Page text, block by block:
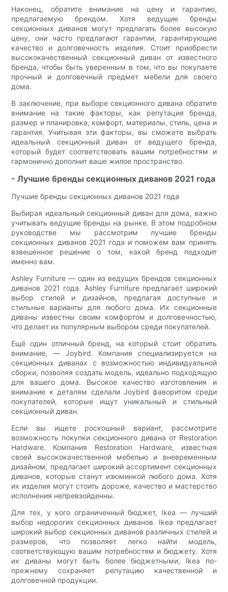
Наконец, обратите внимание на цену и гарантию,
предлагаемую брендом. Хотя ведущие бренды
секционных диванов могут предлагать более высокую
цену, они часто предлагают гарантии, гарантирующие
качество и долговечность изделия. Стоит приобрести
высококачественный секционный диван от известного
бренда, чтобы быть уверенным в том, что вы покупаете
прочный и долговечный предмет мебели для своего
дома.
В заключение, при выборе секционного дивана обратите
внимание на такие факторы, как репутация бренда,
размер и планировка, комфорт, материалы, стиль, цена и
гарантия. Учитывая эти факторы, вы сможете выбрать
идеальный секционный диван от ведущего бренда,
который будет соответствовать вашим потребностям и
гармонично дополнит ваше жилое пространство.
- Лучшие бренды секционных диванов 2021 года
Лучшие бренды секционных диванов 2021 года
Выбирая идеальный секционный диван для дома, важно
учитывать ведущие бренды на рынке. В этом подробном
руководстве мы рассмотрим лучшие бренды
секционных диванов 2021 года и поможем вам принять
взвешенное решение о том, какой бренд подходит
именно вам.
Ashley Furniture — один из ведущих брендов секционных
диванов 2021 года. Ashley Furniture предлагает широкий
выбор стилей и дизайнов, предлагая доступные и
стильные варианты для любого дома. Их секционные
диваны известны своим комфортом и долговечностью,
что делает их популярным выбором среди покупателей.
Ещё один отличный бренд, на который стоит обратить
внимание, — Joybird. Компания специализируется на
секционных диванах с возможностью индивидуальной
сборки, позволяя создать модель, идеально подходящую
для вашего дома. Высокое качество изготовления и
внимание к деталям сделали Joybird фаворитом среди
покупателей, которые ищут уникальный и стильный
секционный диван.
Если вы ищете роскошный вариант, рассмотрите
возможность покупки секционного дивана от Restoration
Hardware. Компания Restoration Hardware, известная
своей высококачественной мебелью и вневременным
дизайном, предлагает широкий ассортимент секционных
диванов, которые станут изюминкой любого дома. Хотя
их изделия могут стоить дороже, качество и мастерство
исполнения непревзойденны.
Для тех, у кого ограниченный бюджет, Ikea — лучший
выбор недорогих секционных диванов. Ikea предлагает
широкий выбор секционных диванов различных стилей и
размеров, что позволяет легко найти модель,
соответствующую вашим потребностям и бюджету. Хотя
их диваны могут быть более бюджетными, Ikea по-
прежнему сохраняет репутацию качественной и
долговечной продукции.